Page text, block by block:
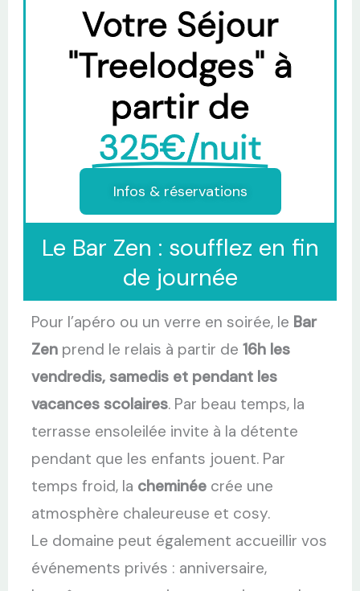
Votre Séjour
"Treelodges" à
partir de
325€/nuit
Infos & réservations
Le Bar Zen : soufflez en fin
de journée
Pour l’apéro ou un verre en soirée, le Bar
Zen prend le relais à partir de16h les
vendredis, samedis et pendant les
vacances scolaires. Par beau temps, la
terrasse ensoleilée invite à la détente
pendant que les enfants jouent. Par
temps froid, la cheminée crée une
atmosphère chaleureuse et cosy.
Le domaine peut également accueillir vos
événements privés : anniversaire,